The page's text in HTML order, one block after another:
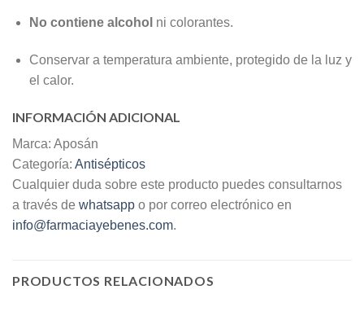
No contiene alcohol ni colorantes.
Conservar a temperatura ambiente, protegido de la luz y
el calor.
INFORMACIÓN ADICIONAL
Marca: Aposán
Categoría: Antisépticos
Cualquier duda sobre este producto puedes consultarnos
a través de whatsapp o por correo electrónico en
info@farmaciayebenes.com.
PRODUCTOS RELACIONADOS